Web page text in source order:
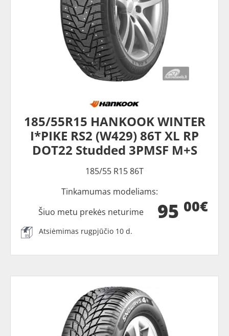
185/55R15 HANKOOK WINTER
I*PIKE RS2 (W429) 86T XL RP
DOT22 Studded 3PMSF M+S
185/55 R15 86T
Tinkamumas modeliams:
95 00€
Šiuo metu prekės neturime
Atsiėmimas rugpjūčio 10 d.